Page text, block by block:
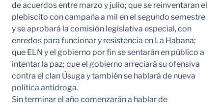
de acuerdos entre marzo y julio; que se reinventaran el
plebiscito con campaña a mil en el segundo semestre
y se aprobará la comisión legislativa especial, con
enredos para funcionar y resistencia en La Habana;
que ELN y el gobierno por fin se sentarán en público a
intentar la paz; que el gobierno arreciará su ofensiva
contra el clan Úsuga y también se hablará de nueva
política antidroga.
Sin terminar el año comenzarán a hablar de